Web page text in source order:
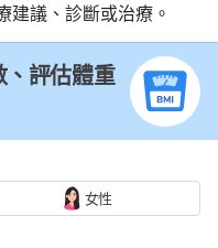
議、診斷或治療。
、評估體重
女性